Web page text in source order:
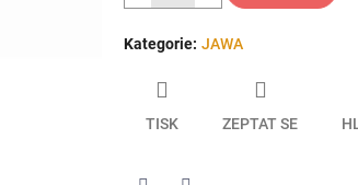
Kategorie: JAWA
TISK ZEPTAT SE